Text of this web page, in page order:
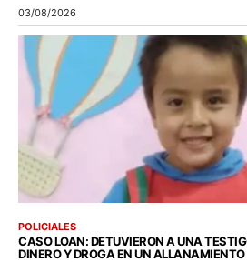
03/08/2026
POLICIALES
CASO LOAN: DETUVIERON A UNA
DINERO Y DROGA EN UN ALLANAMIENTO